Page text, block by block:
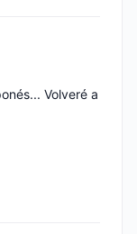
Volveré a